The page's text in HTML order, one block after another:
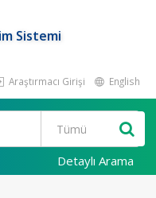
Sistemi
Araştırmacı Girişi English
Detaylı Arama